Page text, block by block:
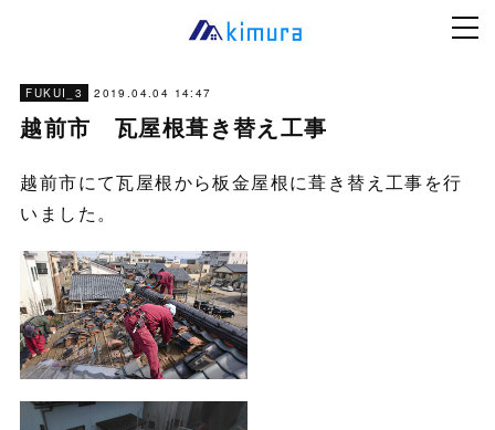
FUKUI_3 2019.04.04 14:47
越前市 瓦屋根葺き替え工事
越前市にて瓦屋根から板金屋根に葺き替え工事を行
いました。